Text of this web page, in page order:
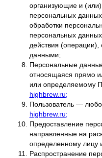
организующие и
персональных
обработки
персональных
действия
данными;
Персональные
относящаяся прямо
или определяемому
highbrew.ru;
Пользователь —
highbrew.ru;
Предоставление
направленные на
определенному лицу
Распространение